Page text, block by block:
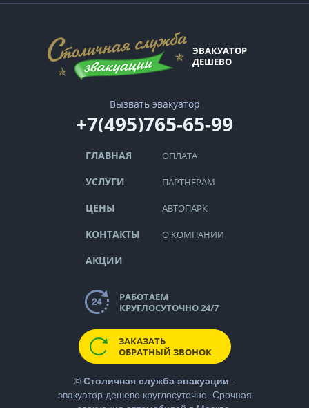
ЭВАКУАТОР
ДЕШЕВО
Вызвать эвакуатор
+7(495)765-65-99
ГЛАВНАЯ
УСЛУГИ
ЦЕНЫ
КОНТАКТЫ
АКЦИИ
ОПЛАТА
ПАРТНЕРАМ
АВТОПАРК
О КОМПАНИИ
РАБОТАЕМ
КРУГЛОСУТОЧНО 24/7
ЗАКАЗАТЬ
ОБРАТНЫЙ ЗВОНОК
© Столичная служба эвакуации -
эвакуатор дешевокруглосуточно. Срочная